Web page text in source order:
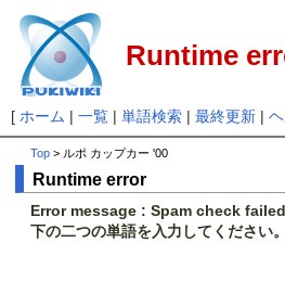
Runtime
[ ホーム | 一覧| 単語検索| 最終更新|
Top > ルポ カップカー '00
Runtime error
Error message : Spam check
下の二つの単語を入力してください。